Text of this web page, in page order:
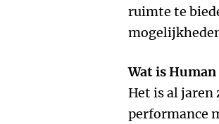
ruimte te
Wat is
Het is al jaren
performance